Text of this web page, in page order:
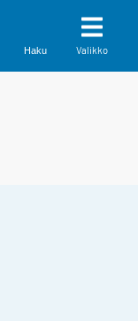
Haku Valikko